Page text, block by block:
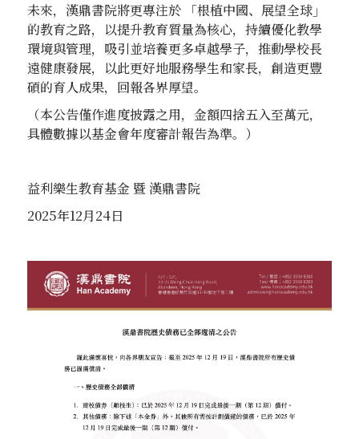
未來，漢鼎書院將更專注於 「根植中國、展望全球」
的教育之路，以提升教育質量為核心，持續優化教學
環境與管理，吸引並培養更多卓越學子，推動學校長
遠健康發展，以此更好地服務學生和家長，創造更豐
碩的育人成果，回報各界厚望。
（本公告僅作進度披露之用，金額四捨五入至萬元，
具體數據以基金會年度審計報告為準。）
益利樂生教育基金 暨 漢鼎書院
2025年12月24日